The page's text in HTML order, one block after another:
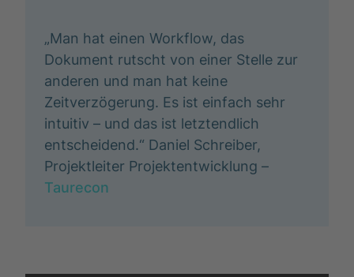
„Man hat einen Workflow, das
Dokument rutscht von einer Stelle zur
anderen und man hat keine
Zeitverzögerung. Es ist einfach sehr
intuitiv – und das ist letztendlich
entscheidend.“ Daniel Schreiber,
Projektleiter Projektentwicklung –
Taurecon